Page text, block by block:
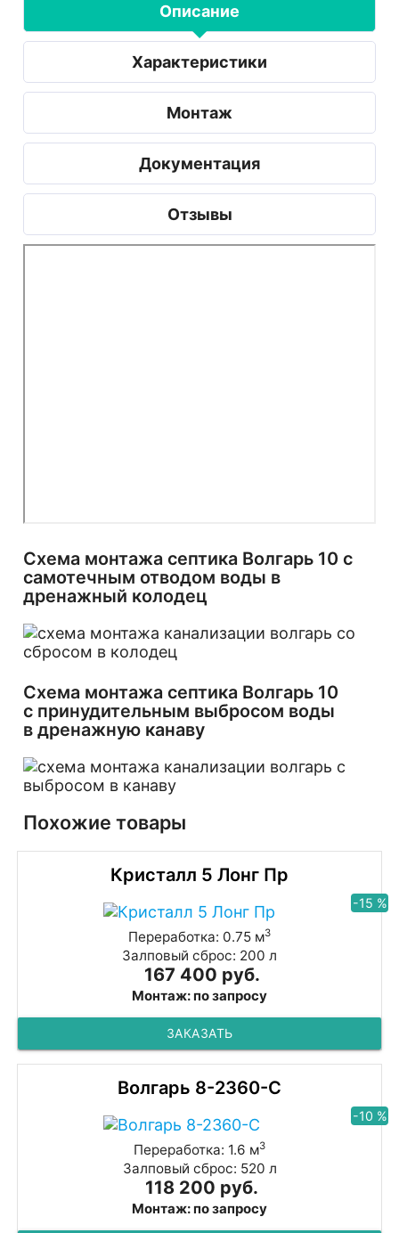
Описание
Характеристики
Монтаж
Документация
Отзывы
Схема монтажа септика Волгарь 10 с
самотечным отводом воды в
дренажный колодец
Схема монтажа септика Волгарь 10
с принудительным выбросом воды
в дренажную канаву
Похожие товары
Кристалл 5 Лонг Пр
-15 %
Переработка: 0.75 м3
Залповый сброс: 200 л
167 400 руб.
Монтаж: по запросу
ЗАКАЗАТЬ
Волгарь 8-2360-C
-10 %
Переработка: 1.6 м3
Залповый сброс: 520 л
118 200 руб.
Монтаж: по запросу